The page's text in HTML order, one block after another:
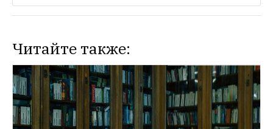
Читайте также: